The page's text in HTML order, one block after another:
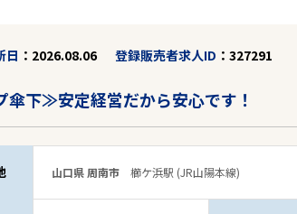
日 2026.08.06 登録販売者求人ID 327291
傘下≫安定経営だから安心です！
山口県 周南市 櫛ケ浜駅 (JR山陽本線)